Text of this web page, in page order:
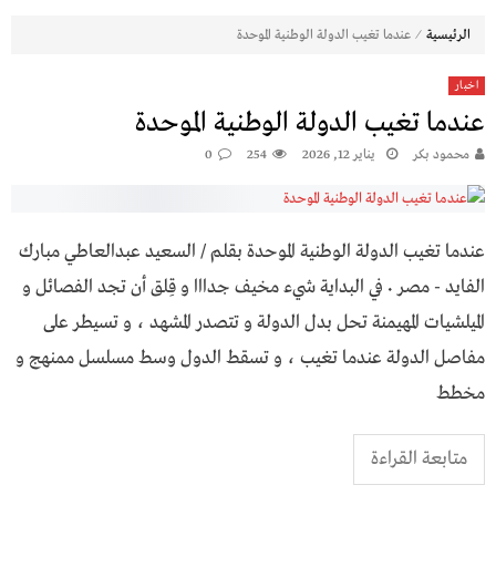
الرئيسية ⁄ عندما تغيب الدولة الوطنية الموحدة
اخبار
عندما تغيب الدولة الوطنية الموحدة
محمود بكر يناير 12, 2026 254
0
عندما تغيب الدولة الوطنية الموحدة بقلم / السعيد عبدالعاطي مبارك
الفايد - مصر ٠ في البداية شيء مخيف جدااا و قِلق أن تجد الفصائل و
الميلشيات المهيمنة تحل بدل الدولة و تتصدر المشهد ، و تسيطر على
مفاصل الدولة عندما تغيب ، و تسقط الدول وسط مسلسل ممنهج و
مخطط
متابعة القراءة